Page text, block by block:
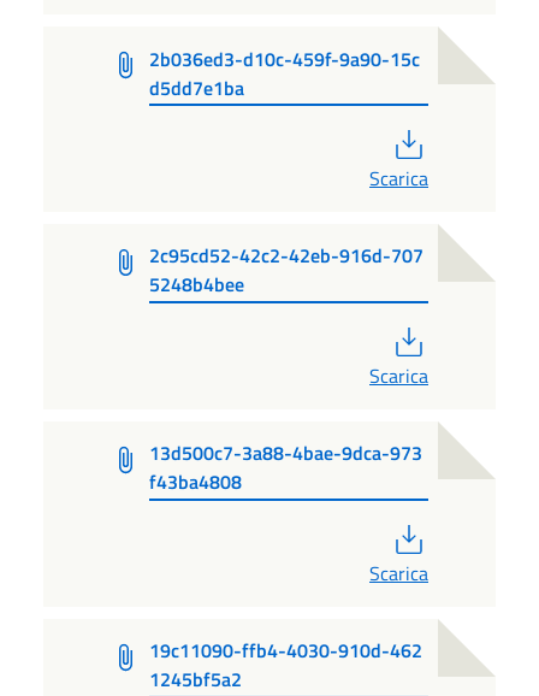
2b036ed3-d10c-459f-9a90-15c
d5dd7e1ba
Scarica
2c95cd52-42c2-42eb-916d-707
5248b4bee
Scarica
13d500c7-3a88-4bae-9dca-973
f43ba4808
Scarica
19c11090-ffb4-4030-910d-462
1245bf5a2